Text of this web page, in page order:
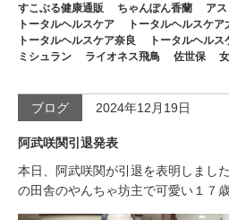
すこぶる健康通販 ちゃんぽん香蘭
ア
トータルヘルスケア
トータルヘルスケア
トータルヘルスケア奈良
トータルヘルス
ミシュラン
ライオネス飛鳥 佐世保
ブログ 2024年12月19日
阿武咲関引退発表
本日、阿武咲関が引退を表明しまし
の田舎のやんちゃ坊主で可愛い１７歳